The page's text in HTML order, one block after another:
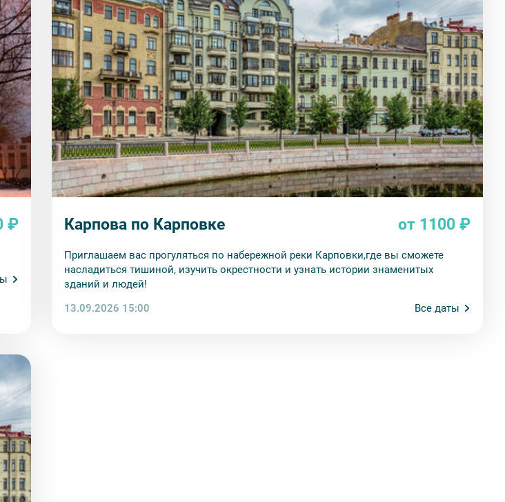
₽ Карпова по Карповке от 1100 ₽
Приглашаем вас прогуляться по набережной реки Карповки,где вы сможете
насладиться тишиной, изучить окрестности и узнать истории знаменитых
зданий и людей!
13.09.2026 15:00
Все даты